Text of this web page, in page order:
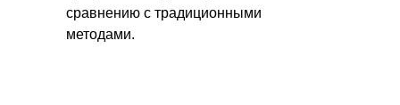
сравнению с традиционными
методами.